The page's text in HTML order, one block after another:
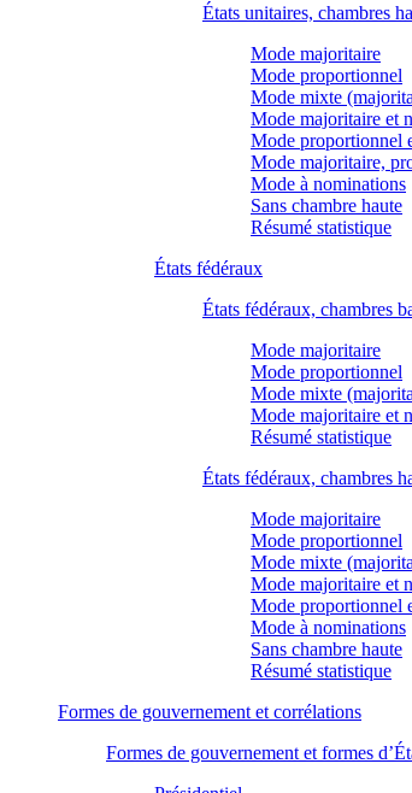
États unitaires, chambres
Mode majoritaire
Mode proportionnel
Mode mixte
Mode majoritaire et
Mode proportionnel
Mode majoritaire,
Mode à nominations
Sans chambre haute
Résumé statistique
États fédéraux
États fédéraux, chambres
Mode majoritaire
Mode proportionnel
Mode mixte
Mode majoritaire et
Résumé statistique
États fédéraux, chambres
Mode majoritaire
Mode proportionnel
Mode mixte
Mode majoritaire et
Mode proportionnel
Mode à nominations
Sans chambre haute
Résumé statistique
Formes de gouvernement et corrélations
Formes de gouvernement et formes